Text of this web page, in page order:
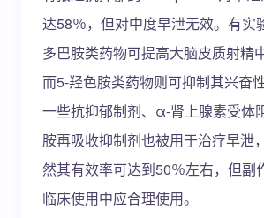
达58％，但对中度早泄无效。有实
多巴胺类药物可提高大脑皮质射精
而5-羟色胺类药物则可抑制其兴奋
一些抗抑郁制剂、α-肾上腺素受体
胺再吸收抑制剂也被用于治疗早泄
然其有效率可达到50％左右，但副
临床使用中应合理使用。